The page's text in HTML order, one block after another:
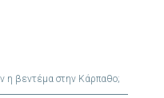
η βεντέμα στην Κάρπαθο;